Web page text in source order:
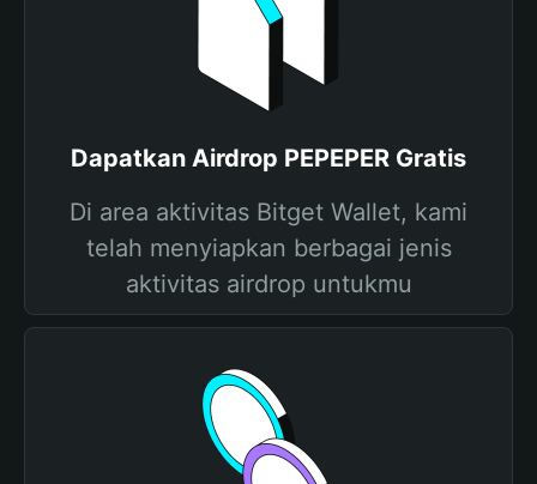
Dapatkan Airdrop PEPEPER Gratis
Di area aktivitas Bitget Wallet, kami
telah menyiapkan berbagai jenis
aktivitas airdrop untukmu